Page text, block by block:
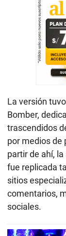
La versión
Bomber,
trascendidos
por medios de
partir de ahí,
fue replicada
sitios
comentarios,
sociales.